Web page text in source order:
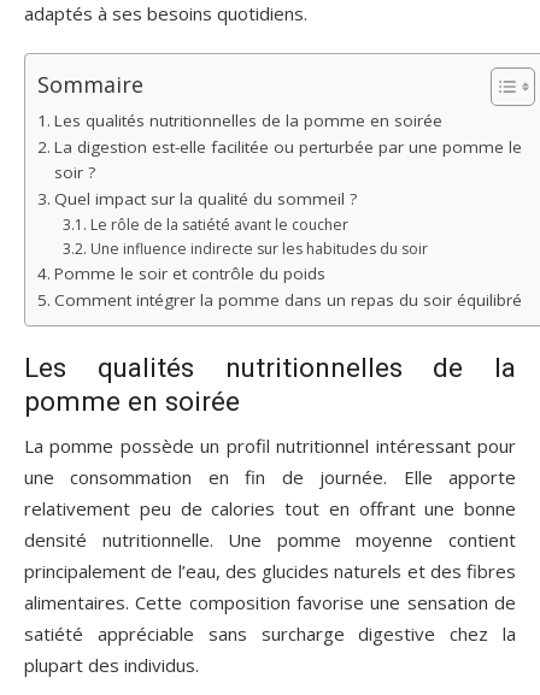
adaptés à ses besoins quotidiens.
Sommaire
Les qualités nutritionnelles de la pomme en soirée
La digestion est-elle facilitée ou perturbée par une pomme le
soir ?
Quel impact sur la qualité du sommeil ?
Le rôle de la satiété avant le coucher
Une influence indirecte sur les habitudes du soir
Pomme le soir et contrôle du poids
Comment intégrer la pomme dans un repas du soir équilibré
Les qualités nutritionnelles de la
pomme en soirée
La pomme possède un profil nutritionnel intéressant pour
une consommation en fin de journée. Elle apporte
relativement peu de calories tout en offrant une bonne
densité nutritionnelle. Une pomme moyenne contient
principalement de l’eau, des glucides naturels et des fibres
alimentaires. Cette composition favorise une sensation de
satiété appréciable sans surcharge digestive chez la
plupart des individus.